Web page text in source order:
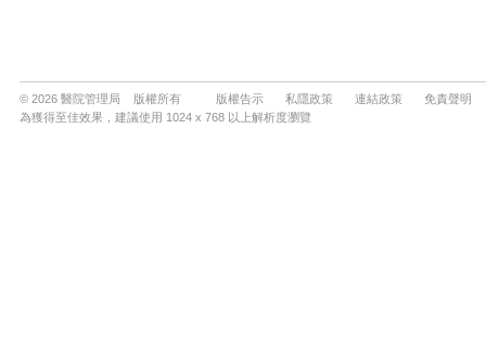
© 2026 醫院管理局 版權所有 版權告示 私隱政策 連結政策
免責聲明
為獲得至佳效果，建議使用 1024 x 768 以上解析度瀏覽